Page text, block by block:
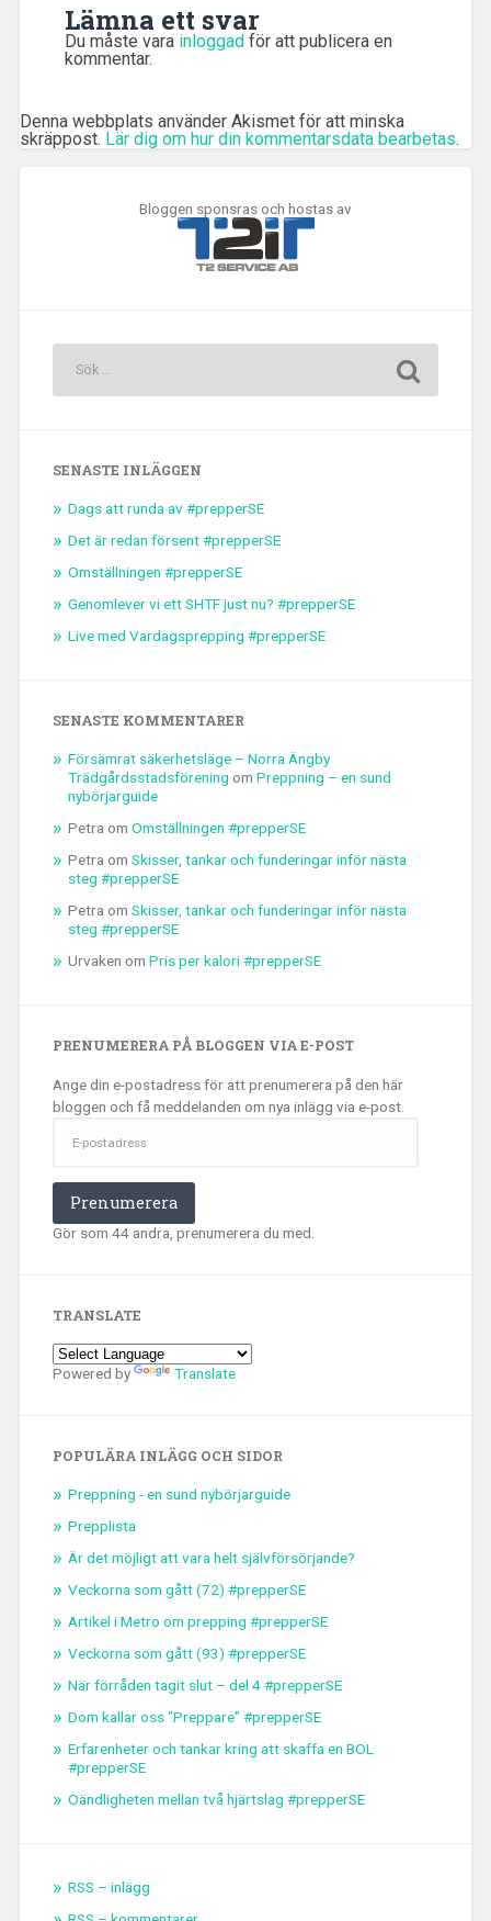
Lämna ett svar
Du måste vara inloggad för att publicera en
kommentar.
Denna webbplats använder Akismet för att minska
skräppost. Lär dig om hur din kommentarsdata bearbetas.
Bloggen sponsras och hostas av
SENASTE INLÄGGEN
Dags att runda av #prepperSE
Det är redan försent #prepperSE
Omställningen #prepperSE
Genomlever vi ett SHTF just nu? #prepperSE
Live med Vardagsprepping #prepperSE
SENASTE KOMMENTARER
Försämrat säkerhetsläge – Norra Ängby
Trädgårdsstadsförening om Preppning – en sund
nybörjarguide
Petra om Omställningen #prepperSE
Petra om Skisser, tankar och funderingar inför nästa
steg #prepperSE
Petra om Skisser, tankar och funderingar inför nästa
steg #prepperSE
Urvaken om Pris per kalori #prepperSE
PRENUMERERA PÅ BLOGGEN VIA E-POST
Ange din e-postadress för att prenumerera på den här
bloggen och få meddelanden om nya inlägg via e-post.
postadress
Prenumerera
Gör som 44 andra, prenumerera du med.
TRANSLATE
Powered by Translate
POPULÄRA INLÄGG OCH SIDOR
Preppning - en sund nybörjarguide
Prepplista
Är det möjligt att vara helt självförsörjande?
Veckorna som gått (72) #prepperSE
Artikel i Metro om prepping #prepperSE
Veckorna som gått (93) #prepperSE
När förråden tagit slut – del 4 #prepperSE
Dom kallar oss "Preppare" #prepperSE
Erfarenheter och tankar kring att skaffa en BOL
#prepperSE
Oändligheten mellan två hjärtslag #prepperSE
RSS – inlägg